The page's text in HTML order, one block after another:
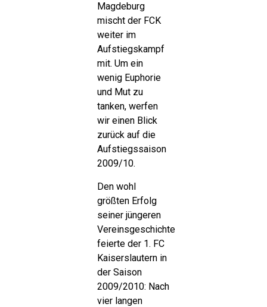
Magdeburg
mischt der FCK
weiter im
Aufstiegskampf
mit. Um ein
wenig Euphorie
und Mut zu
tanken, werfen
wir einen Blick
zurück auf die
Aufstiegssaison
2009/10.
Den wohl
größten Erfolg
seiner jüngeren
Vereinsgeschichte
feierte der 1. FC
Kaiserslautern in
der Saison
2009/2010: Nach
vier langen